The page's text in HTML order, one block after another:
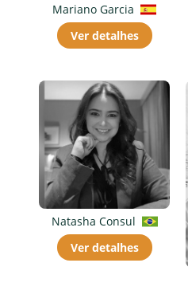
Mariano Garcia
Ver detalhes
Natasha Consul
Ver detalhes